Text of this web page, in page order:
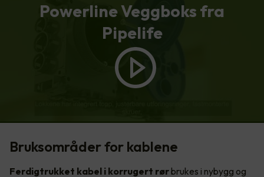
Powerline Veggboks fra
Pipelife
Bruksområder for kablene
Ferdigtrukket kabel i korrugert rørbrukes i nybygg og